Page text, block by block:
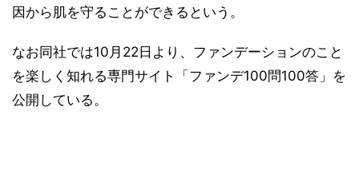
因から肌を守ることができるという。
なお同社では10月22日より、ファンデーションのこと
を楽しく知れる専門サイト「ファンデ100問100答」を
公開している。